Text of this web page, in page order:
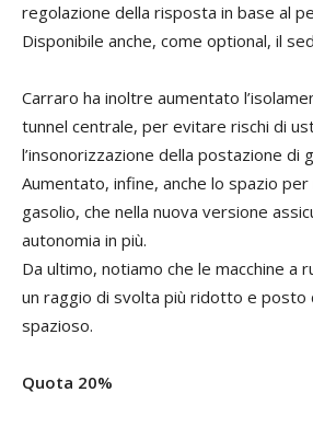
regolazione della risposta in base al
Disponibile anche, come optional, il
Carraro ha inoltre aumentato
tunnel centrale, per evitare rischi di
l’insonorizzazione della postazione di
Aumentato, infine, anche lo spazio
gasolio, che nella nuova versione
autonomia in più.
Da ultimo, notiamo che le macchine a
un raggio di svolta più ridotto e posto
spazioso.
Quota 20%